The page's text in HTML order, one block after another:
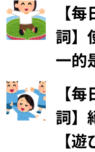
【
詞】
一的
【
詞】
【